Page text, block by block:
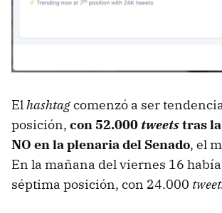
El hashtagcomenzó a ser
posición, con 52.000 tweetstras
NO en la plenaria del Senado, el
En la mañana del viernes 16
séptima posición, con 24.000